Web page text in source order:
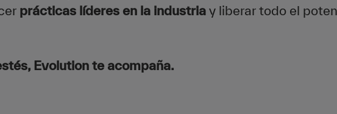
prácticas líderes en la industria y liberar todo el
Evolution te acompaña.